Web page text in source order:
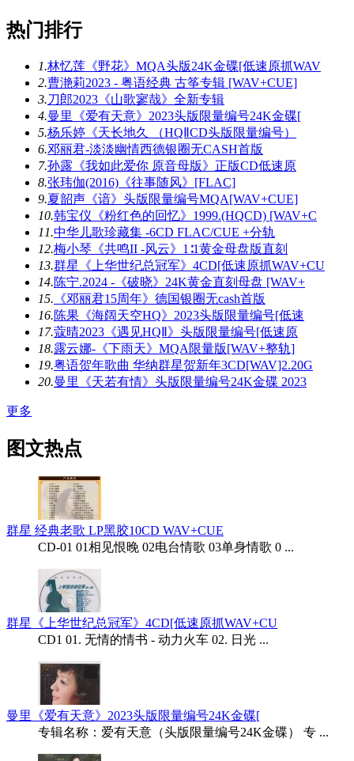
热门排行
1.林忆莲《野花》MQA头版24K金碟[低速原抓WAV
2.曹滟莉2023 - 粤语经典 古筝专辑 [WAV+CUE]
3.刀郎2023《山歌寥哉》全新专辑
4.曼里《爱有天意》2023头版限量编号24K金碟[
5.杨乐婷《天长地久 （HQⅡCD头版限量编号）
6.邓丽君-淡淡幽情西德银圈无CASH首版
7.孙露《我如此爱你 原音母版》正版CD低速原
8.张玮伽(2016)《往事随风》[FLAC]
9.夏韶声《谙》头版限量编号MQA[WAV+CUE]
10.韩宝仪《粉红色的回忆》1999.(HQCD) [WAV+C
11.中华儿歌珍藏集 -6CD FLAC/CUE +分轨
12.梅小琴《共鸣II -风云》1∶1黄金母盘版直刻
13.群星《上华世纪总冠军》4CD[低速原抓WAV+CU
14.陈宁.2024 -《破晓》24K黄金直刻母盘 [WAV+
15. 《邓丽君15周年》德国银圈无cash首版
16.陈果《海阔天空HQ》2023头版限量编号[低速
17.蔻晴2023《遇见HQⅡ》头版限量编号[低速原
18.露云娜-《下雨天》MQA限量版[WAV+整轨]
19.粤语贺年歌曲 华纳群星贺新年3CD[WAV]2.20G
20.曼里《天若有情》头版限量编号24K金碟 2023
更多
图文热点
群星 经典老歌 LP黑胶10CD WAV+CUE
CD-01 01相见恨晚 02电台情歌 03单身情歌 0 ...
群星《上华世纪总冠军》4CD[低速原抓WAV+CU
CD1 01. 无情的情书 - 动力火车 02. 日光 ...
曼里《爱有天意》2023头版限量编号24K金碟[
专辑名称：爱有天意（头版限量编号24K金碟） 专 ...